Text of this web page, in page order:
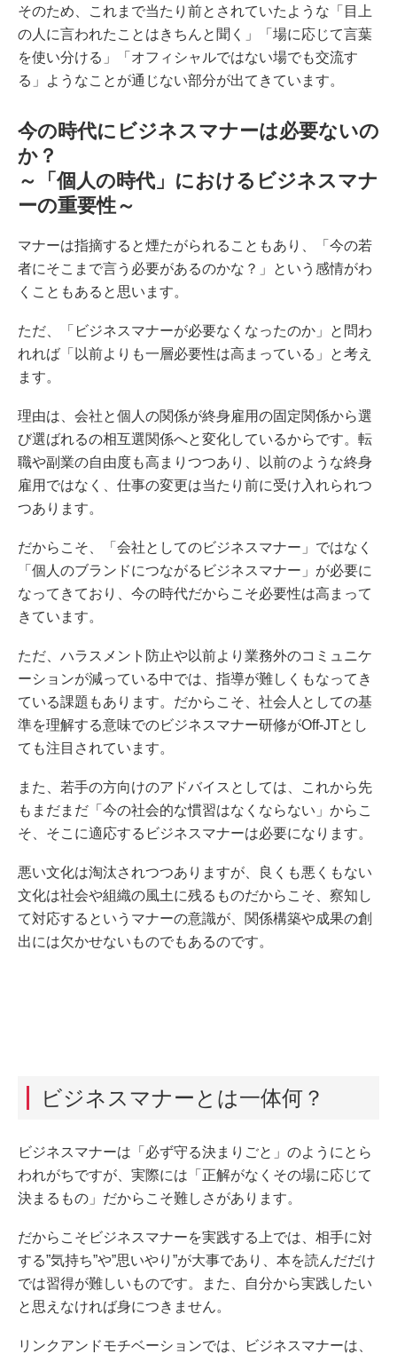
そのため、これまで当たり前とされていたような「目上
の人に言われたことはきちんと聞く」「場に応じて言葉
を使い分ける」「オフィシャルではない場でも交流す
る」ようなことが通じない部分が出てきています。
今の時代にビジネスマナーは必要ないの
か？
～「個人の時代」におけるビジネスマナ
ーの重要性～
マナーは指摘すると煙たがられることもあり、「今の若
者にそこまで言う必要があるのかな？」という感情がわ
くこともあると思います。
ただ、「ビジネスマナーが必要なくなったのか」と問わ
れれば「以前よりも一層必要性は高まっている」と考え
ます。
理由は、会社と個人の関係が終身雇用の固定関係から選
び選ばれるの相互選関係へと変化しているからです。転
職や副業の自由度も高まりつつあり、以前のような終身
雇用ではなく、仕事の変更は当たり前に受け入れられつ
つあります。
だからこそ、「会社としてのビジネスマナー」ではなく
「個人のブランドにつながるビジネスマナー」が必要に
なってきており、今の時代だからこそ必要性は高まって
きています。
ただ、ハラスメント防止や以前より業務外のコミュニケ
ーションが減っている中では、指導が難しくもなってき
ている課題もあります。だからこそ、社会人としての基
準を理解する意味でのビジネスマナー研修がOff-JTとし
ても注目されています。
また、若手の方向けのアドバイスとしては、これから先
もまだまだ「今の社会的な慣習はなくならない」からこ
そ、そこに適応するビジネスマナーは必要になります。
悪い文化は淘汰されつつありますが、良くも悪くもない
文化は社会や組織の風土に残るものだからこそ、察知し
て対応するというマナーの意識が、関係構築や成果の創
出には欠かせないものでもあるのです。
ビジネスマナーとは一体何？
ビジネスマナーは「必ず守る決まりごと」のようにとら
われがちですが、実際には「正解がなくその場に応じて
決まるもの」だからこそ難しさがあります。
だからこそビジネスマナーを実践する上では、相手に対
する”気持ち”や”思いやり”が大事であり、本を読んだだけ
では習得が難しいものです。また、自分から実践したい
と思えなければ身につきません。
リンクアンドモチベーションでは、ビジネスマナーは、